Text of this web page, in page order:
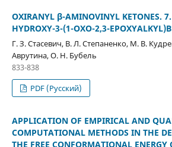
OXIRANYL β-AMINOVINYL KETONES.
HYDROXY-3-(1-OXO-2,3-
Г. З. Стасевич, В. Л. Степаненко, М. В.
Аврутина, О. Н. Бубель
833-838
PDF (Русский)
APPLICATION OF EMPIRICAL AND
COMPUTATIONAL METHODS IN THE
THE FREE CONFORMATIONAL ENERGY